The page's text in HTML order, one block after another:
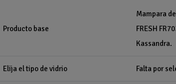
Producto base
Mampara
FRESH
Kassandra.
Elija el tipo de vidrio Falta por